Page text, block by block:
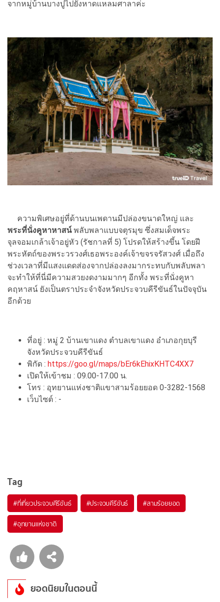
จากหมู่บ้านบางปูไปยังหาดแหลมศาลาค่ะ
ความพิเศษอยู่ที่ด้านบนเพดานมีปล่องขนาดใหญ่ และ
พระที่นั่งคูหาหาสน์พลับพลาแบบจตุรมุข ซึ่งสมเด็จพระ
จุลจอมเกล้าเจ้าอยู่หัว (รัชกาลที่ 5) โปรดให้สร้างขึ้น โดยฝี
พระหัตถ์ของพระวรวงศ์เธอพระองค์เจ้าขจรจรัสวงศ์ เมื่อถึง
ช่วงเวลาที่มีแสงแดดส่องจากปล่องลงมากระทบกับพลับพลา
จะทำให้ที่นี่มีความสวยงดงามมากๆ อีกทั้ง พระที่นั่งคูหา
คฤหาสน์ ยังเป็นตราประจำจังหวัดประจวบคีรีขันธ์ในปัจจุบัน
อีกด้วย
ที่อยู่ : หมู่ 2 บ้านเขาแดง ตำบลเขาแดง อำเภอกุยบุรี
จังหวัดประจวบคีรีขันธ์
พิกัด : https://goo.gl/maps/bEr6kEhixKHTC4XX7
เปิดให้เข้าชม : 09.00-17.00 น.
โทร : อุทยานแห่งชาติเเขาสามร้อยยอด 0-3282-1568
เว็บไซต์ : -
Tag
#ที่เที่ยวประจวบคีรีขันธ์ #ประจวบคีรีขันธ์ #สามร้อยยอด
#อุทยานแห่งชาติ
ยอดนิยมในตอนนี้